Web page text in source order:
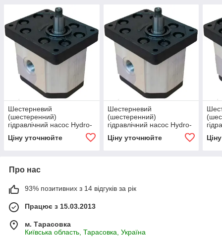
Шестерневий
(шестеренний)
гідравлічний насос Hydro-
Ціну уточнюйте
Шестерневий
(шестеренний)
гідравлічний насос Hydro-
Ціну уточнюйте
Про нас
93% позитивних з 14 відгуків за рік
Працює з 15.03.2013
м. Тарасовка
Київська область, Тарасовка, Україна